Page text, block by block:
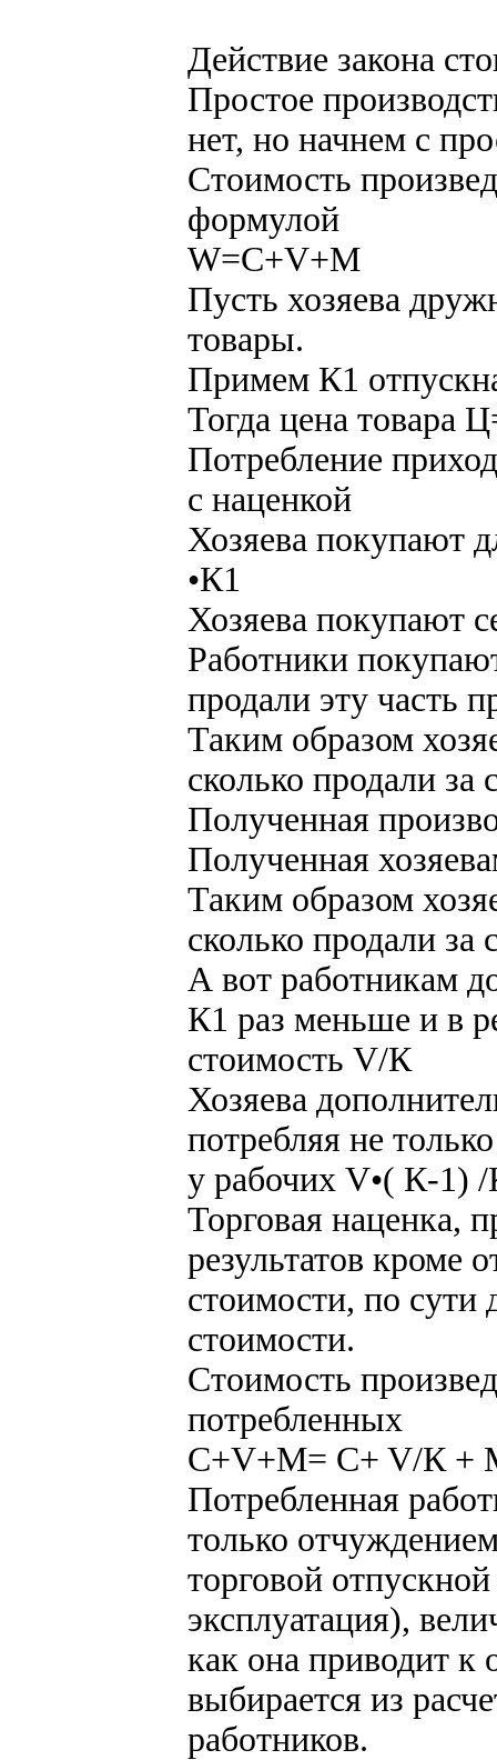
Действие закона
Простое
нет, но начнем с
Стоимость
формулой
W=C+V+M
Пусть хозяева
товары.
Примем К1
Тогда цена товара
Потребление
с наценкой
Хозяева покупают
•К1
Хозяева покупают
Работники
продали эту часть
Таким образом
сколько продали за
Полученная
Полученная
Таким образом
сколько продали за
А вот работникам
К1 раз меньше и в
стоимость V/К
Хозяева
потребляя не
у рабочих V•( К-1)
Торговая наценка,
результатов кроме
стоимости, по сути
стоимости.
Стоимость
потребленных
C+V+M= C+ V/К +
Потребленная
только
торговой
эксплуатация),
как она приводит
выбирается из
работников.